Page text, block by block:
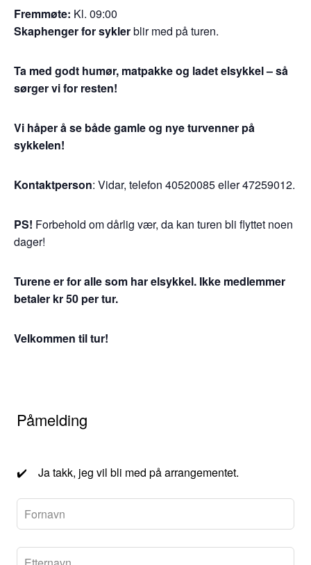
Fremmøte: Kl. 09:00
Skaphenger for syklerblir med på turen.
Ta med godt humør, matpakke og ladet elsykkel – så
sørger vi for resten!
Vi håper å se både gamle og nye turvenner på
sykkelen!
Kontaktperson: Vidar, telefon 40520085 eller 47259012.
PS! Forbehold om dårlig vær, da kan turen bli flyttet noen
dager!
Turene er for alle som har elsykkel. Ikke medlemmer
betaler kr 50 per tur.
Velkommen til tur!
Leave
blank
Påmelding
✔️ Ja takk, jeg vil bli med på arrangementet.